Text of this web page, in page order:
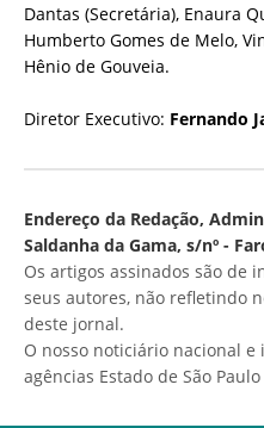
Dantas (Secretária), Enaura
Humberto Gomes de Melo,
Hênio de Gouveia.
Diretor Executivo: Fernando
Endereço da Redação,
Saldanha da Gama, s/nº -
Os artigos assinados são de
seus autores, não refletindo
deste jornal.
O nosso noticiário nacional
agências Estado de São